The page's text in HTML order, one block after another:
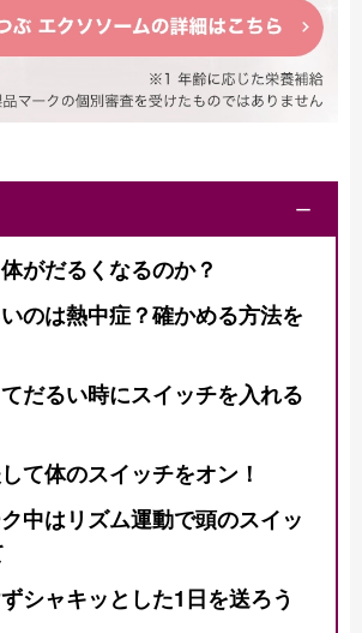
ー
がだるくなるのか？
のは熱中症？確かめる方法を
だるい時にスイッチを入れる
て体のスイッチをオン！
中はリズム運動で頭のスイッ
シャキッとした1日を送ろう